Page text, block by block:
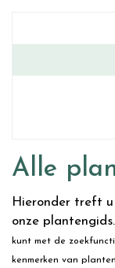
Alle
Hieronder treft
onze plantengids.
kunt met de
kenmerken van